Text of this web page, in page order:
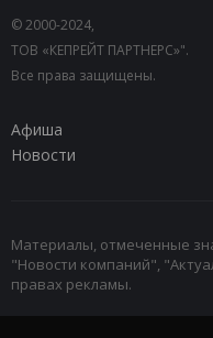
© 2000-2024,
ТОВ «КЕПРЕЙТ ПАРТНЕРС»".
Все права защищены.
Афиша
Новости
Материалы, отмеченные
"Новости компаний",
правах рекламы.